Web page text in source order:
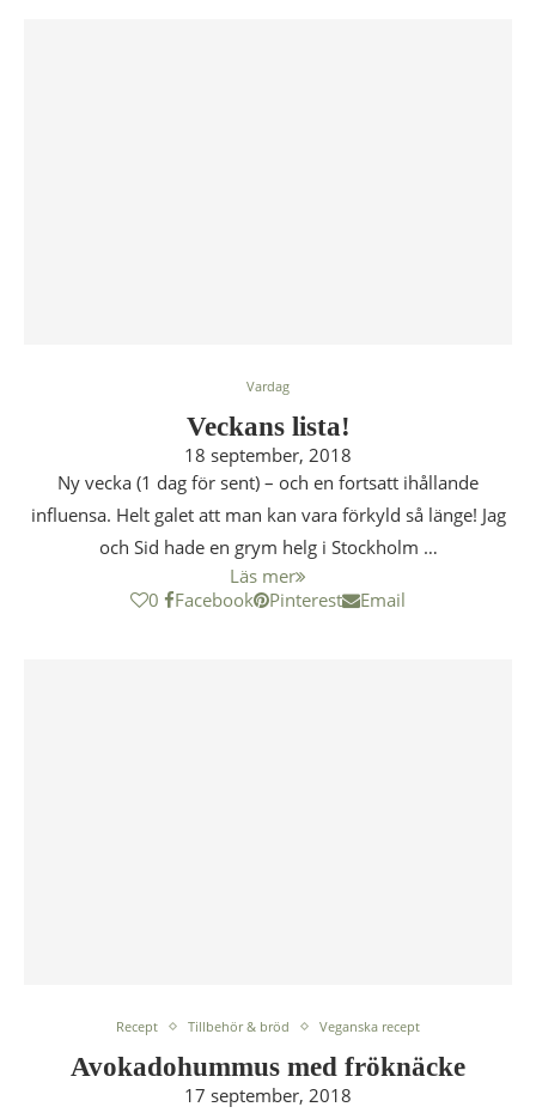
Vardag
Veckans lista!
18 september, 2018
Ny vecka (1 dag för sent) – och en fortsatt ihållande
influensa. Helt galet att man kan vara förkyld så länge! Jag
och Sid hade en grym helg i Stockholm …
Läs mer
0
Facebook Pinterest Email
Recept Tillbehör & bröd Veganska recept
Avokadohummus med fröknäcke
17 september, 2018